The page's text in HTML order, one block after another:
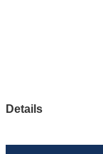
Details